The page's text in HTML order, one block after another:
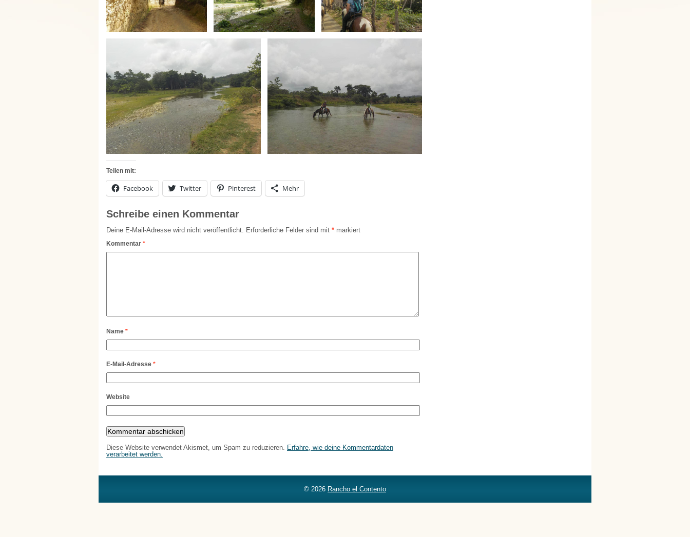
Teilen mit:
Facebook Twitter Pinterest Mehr
Schreibe einen Kommentar
Deine E-Mail-Adresse wird nicht veröffentlicht. Erforderliche Felder sind mit * markiert
Kommentar *
Name *
E-Mail-Adresse *
Website
Diese Website verwendet Akismet, um Spam zu reduzieren. Erfahre, wie deine Kommentardaten
verarbeitet werden.
© 2026 Rancho el Contento